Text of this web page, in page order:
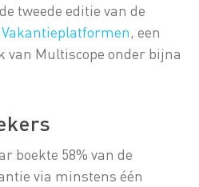
tweede editie van de
, een
van Multiscope onder bijna
boekte 58% van de
via minstens één